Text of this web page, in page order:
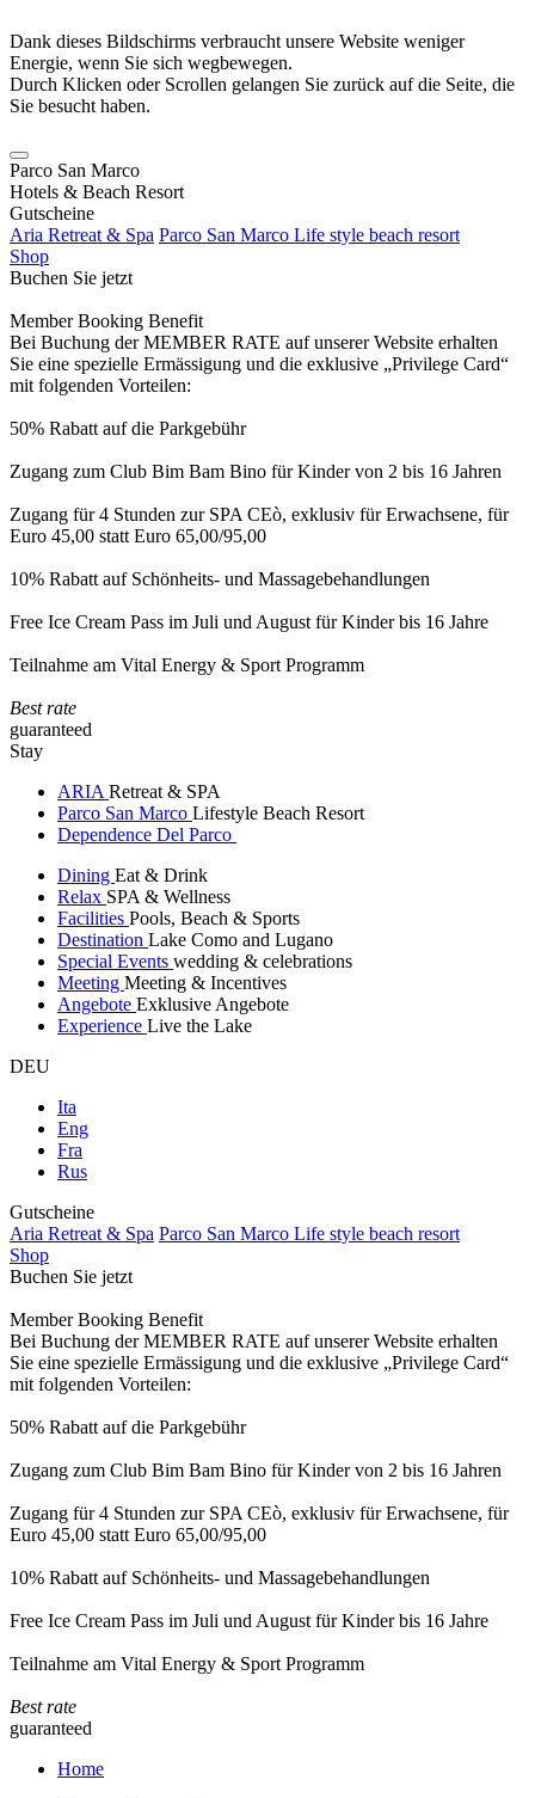
Dank dieses Bildschirms verbraucht unsere Website weniger
Energie, wenn Sie sich wegbewegen.
Durch Klicken oder Scrollen gelangen Sie zurück auf die Seite, die
Sie besucht haben.
Parco San Marco
Hotels & Beach Resort
Gutscheine
Aria Retreat & Spa Parco San Marco Life style beach resort
Shop
Buchen Sie jetzt
Member Booking Benefit
Bei Buchung der MEMBER RATE auf unserer Website erhalten
Sie eine spezielle Ermässigung und die exklusive „Privilege Card“
mit folgenden Vorteilen:
50% Rabatt auf die Parkgebühr
Zugang zum Club Bim Bam Bino für Kinder von 2 bis 16 Jahren
Zugang für 4 Stunden zur SPA CEò, exklusiv für Erwachsene, für
Euro 45,00 statt Euro 65,00/95,00
10% Rabatt auf Schönheits- und Massagebehandlungen
Free Ice Cream Pass im Juli und August für Kinder bis 16 Jahre
Teilnahme am Vital Energy & Sport Programm
Best rate
guaranteed
Stay
ARIA Retreat & SPA
Parco San Marco Lifestyle Beach Resort
Dependence Del Parco
Dining Eat & Drink
Relax SPA & Wellness
Facilities Pools, Beach & Sports
Destination Lake Como and Lugano
Special Events wedding & celebrations
Meeting Meeting & Incentives
Angebote Exklusive Angebote
Experience Live the Lake
DEU
Ita
Eng
Fra
Rus
Gutscheine
Aria Retreat & Spa Parco San Marco Life style beach resort
Shop
Buchen Sie jetzt
Member Booking Benefit
Bei Buchung der MEMBER RATE auf unserer Website erhalten
Sie eine spezielle Ermässigung und die exklusive „Privilege Card“
mit folgenden Vorteilen:
50% Rabatt auf die Parkgebühr
Zugang zum Club Bim Bam Bino für Kinder von 2 bis 16 Jahren
Zugang für 4 Stunden zur SPA CEò, exklusiv für Erwachsene, für
Euro 45,00 statt Euro 65,00/95,00
10% Rabatt auf Schönheits- und Massagebehandlungen
Free Ice Cream Pass im Juli und August für Kinder bis 16 Jahre
Teilnahme am Vital Energy & Sport Programm
Best rate
guaranteed
Home